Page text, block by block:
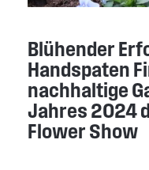
Blühender
Handspaten
nachhaltige
Jahres 2024
Flower Show